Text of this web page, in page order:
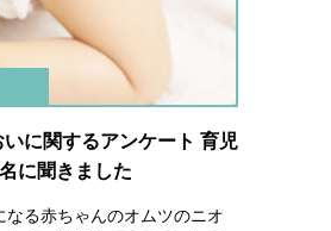
に関するアンケート 育児
に聞きました
なる赤ちゃんのオムツのニオ